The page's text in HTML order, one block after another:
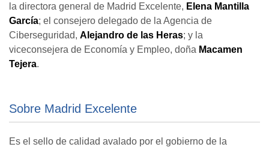
la directora general de Madrid Excelente, Elena Mantilla
García; el consejero delegado de la Agencia de
Ciberseguridad, Alejandro de las Heras; y la
viceconsejera de Economía y Empleo, doña Macamen
Tejera.
Sobre Madrid Excelente
Es el sello de calidad avalado por el gobierno de la